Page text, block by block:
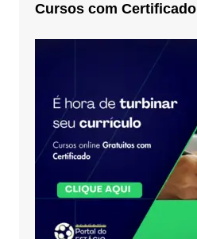
Cursos com Certificado